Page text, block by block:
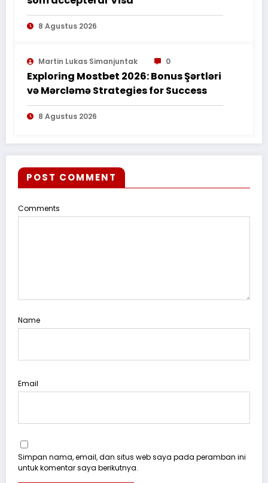
8 Agustus 2026
Martin Lukas Simanjuntak 0
Exploring Mostbet 2026: Bonus Şərtləri
və Mərcləmə Strategies for Success
8 Agustus 2026
POST COMMENT
Comments
Name
Email
Simpan nama, email, dan situs web saya pada peramban ini
untuk komentar saya berikutnya.